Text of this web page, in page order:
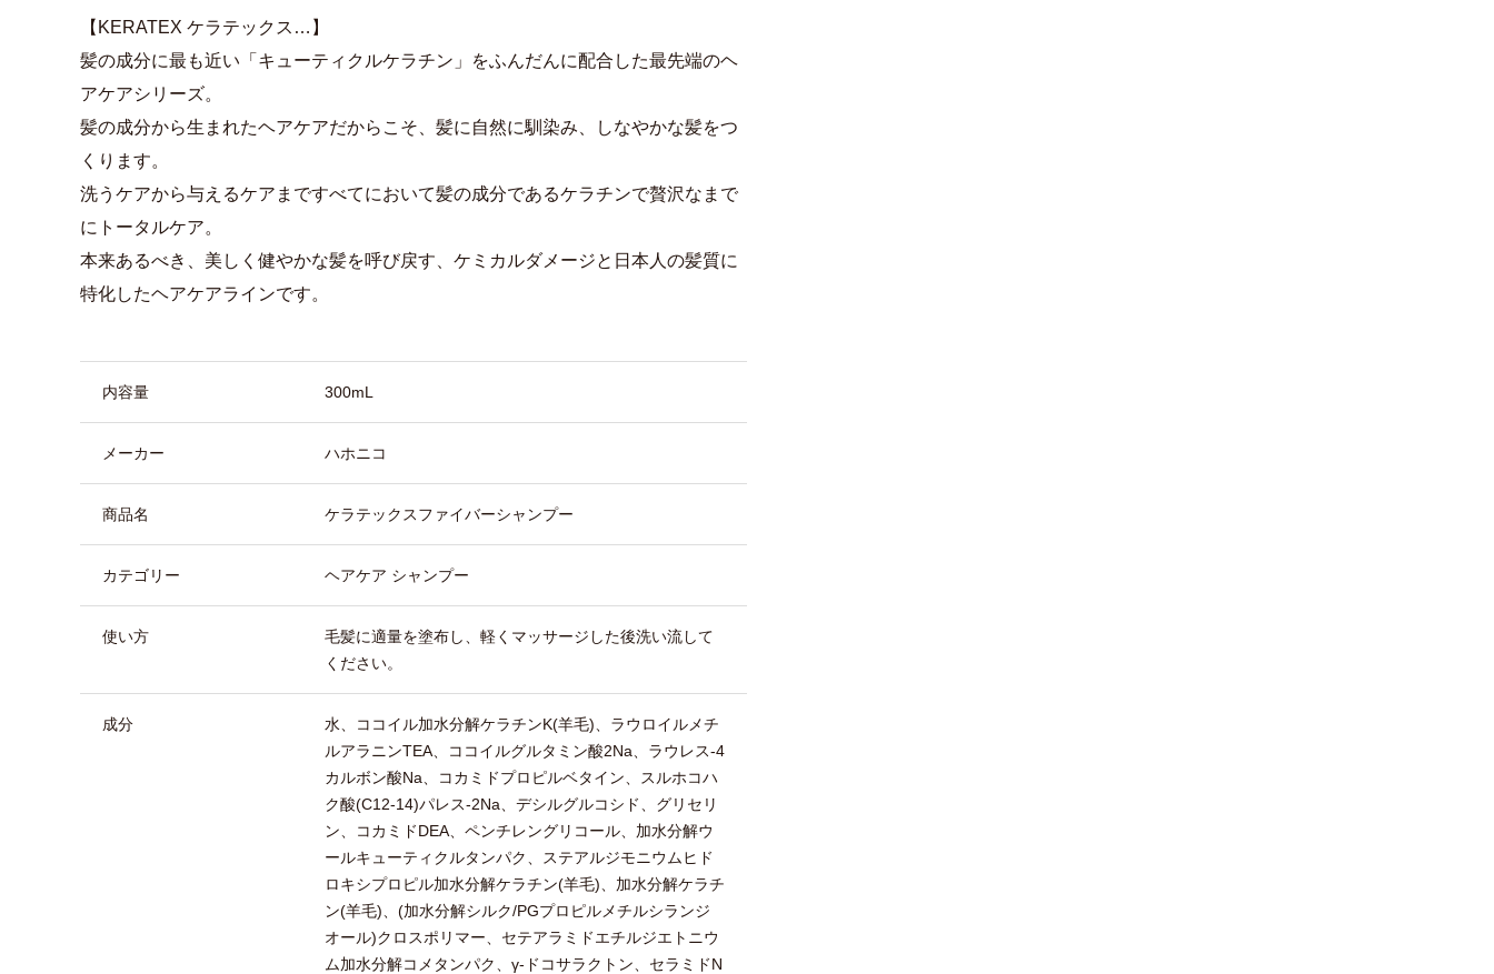
【KERATEX ケラテックス…】
髪の成分に最も近い「キューティクルケラチン」をふんだんに配合した最先端のヘ
アケアシリーズ。
髪の成分から生まれたヘアケアだからこそ、髪に自然に馴染み、しなやかな髪をつ
くります。
洗うケアから与えるケアまですべてにおいて髪の成分であるケラチンで贅沢なまで
にトータルケア。
本来あるべき、美しく健やかな髪を呼び戻す、ケミカルダメージと日本人の髪質に
特化したヘアケアラインです。
内容量 300mL
メーカー ハホニコ
商品名 ケラテックスファイバーシャンプー
カテゴリー ヘアケア シャンプー
使い方
毛髪に適量を塗布し、軽くマッサージした後洗い流して
ください。
成分
水、ココイル加水分解ケラチンK(羊毛)、ラウロイルメチ
ルアラニンTEA、ココイルグルタミン酸2Na、ラウレス-4
カルボン酸Na、コカミドプロピルベタイン、スルホコハ
ク酸(C12-14)パレス-2Na、デシルグルコシド、グリセリ
ン、コカミドDEA、ペンチレングリコール、加水分解ウ
ールキューティクルタンパク、ステアルジモニウムヒド
ロキシプロピル加水分解ケラチン(羊毛)、加水分解ケラチ
ン(羊毛)、(加水分解シルク/PGプロピルメチルシランジ
オール)クロスポリマー、セテアラミドエチルジエトニウ
ム加水分解コメタンパク、γ-ドコサラクトン、セラミドN